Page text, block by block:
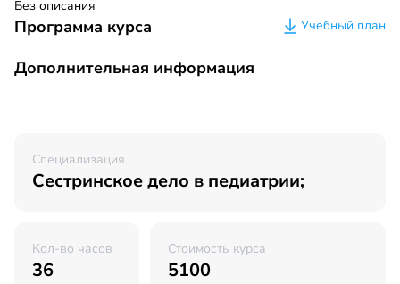
Без описания
Программа курса Учебный план
Дополнительная информация
Специализация
Сестринское дело в педиатрии;
Кол-во часов
36
Стоимость курса
5100